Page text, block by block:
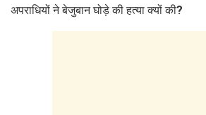
अपराधियों ने बेजुबान घोड़े की हत्या क्यों की?